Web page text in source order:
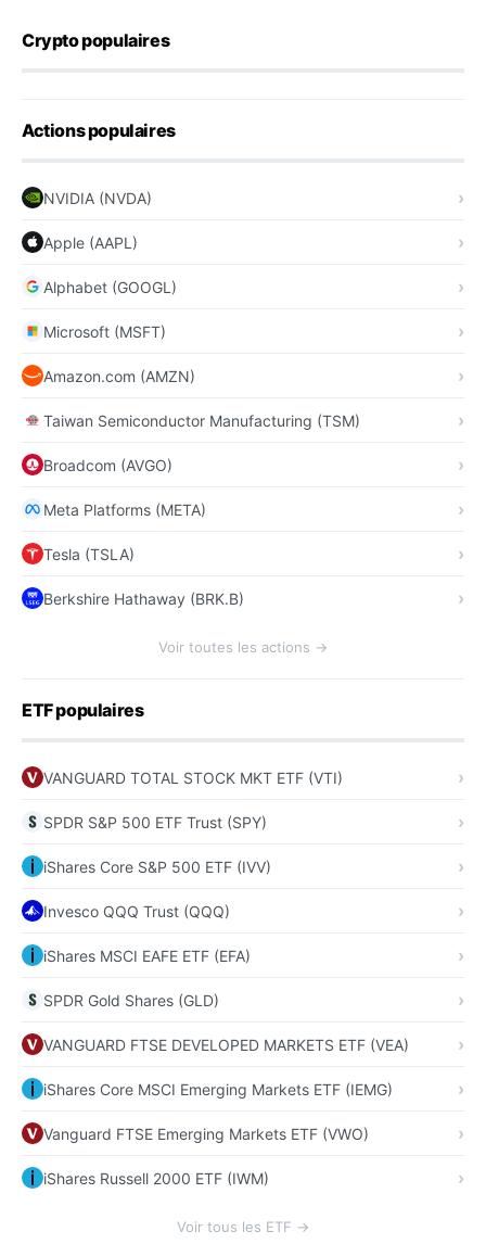
Crypto populaires
Actions populaires
NVIDIA (NVDA)
Apple (AAPL)
Alphabet (GOOGL)
Microsoft (MSFT)
Amazon.com (AMZN)
Taiwan Semiconductor Manufacturing (TSM)
Broadcom (AVGO)
Meta Platforms (META)
Tesla (TSLA)
Berkshire Hathaway (BRK.B)
Voir toutes les actions →
ETF populaires
VANGUARD TOTAL STOCK MKT ETF (VTI)
SPDR S&P 500 ETF Trust (SPY)
iShares Core S&P 500 ETF (IVV)
Invesco QQQ Trust (QQQ)
iShares MSCI EAFE ETF (EFA)
SPDR Gold Shares (GLD)
VANGUARD FTSE DEVELOPED MARKETS ETF (VEA)
iShares Core MSCI Emerging Markets ETF (IEMG)
Vanguard FTSE Emerging Markets ETF (VWO)
iShares Russell 2000 ETF (IWM)
Voir tous les ETF →